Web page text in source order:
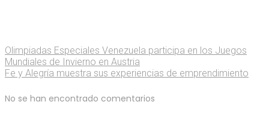
Olimpiadas Especiales Venezuela participa en los Juegos
Mundiales de Invierno en Austria
Fe y Alegría muestra sus experiencias de emprendimiento
No se han encontrado comentarios